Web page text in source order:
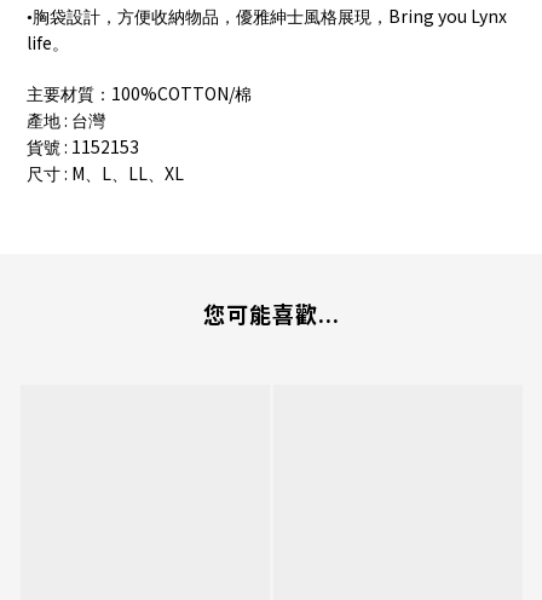
•胸袋設計，方便收納物品，優雅紳士風格展現， Bring you Lynx
life。
主要材質： 100%COTTON/棉
產地 : 台灣
貨號 : 1152153
尺寸 : M、 L、 LL、 XL
您可能喜歡...